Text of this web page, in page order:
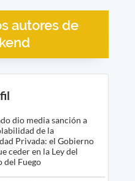
autores de
dio media sanción a
de la
Privada: el Gobierno
ceder en la Ley del
del Fuego